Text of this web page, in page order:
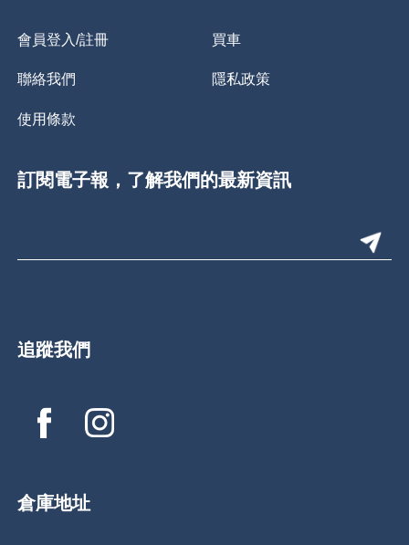
會員登入/註冊 買車
聯絡我們 隱私政策
使用條款
訂閱電子報，了解我們的最新資訊
追蹤我們
倉庫地址